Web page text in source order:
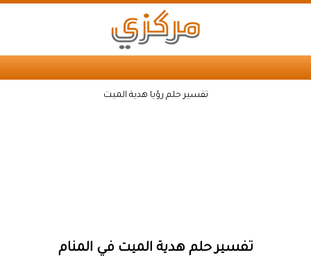
تفسير حلم رؤيا هدية الميت
تفسير حلم هدية الميت في المنام